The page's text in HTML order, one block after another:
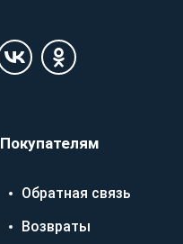
Покупателям
Обратная связь
Возвраты